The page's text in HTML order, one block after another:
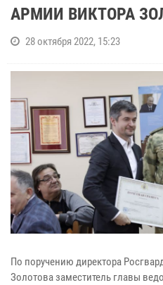
АРМИИ ВИКТОРА
28 октября 2022, 15:23
По поручению директора
Золотова заместитель главы